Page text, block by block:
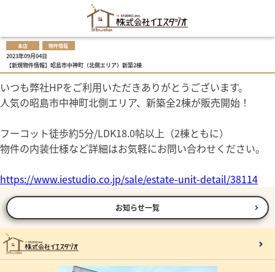
本店 物件情報
2023年09月04日
【新規物件情報】昭島市中神町（北側エリア）新築2棟
いつも弊社HPをご利用いただきありがとうございます。
人気の昭島市中神町北側エリア、新築全2棟が販売開始！
フーコット徒歩約5分/LDK18.0帖以上（2棟ともに）
物件の内装仕様など詳細はお気軽にお問い合わせください。
https://www.iestudio.co.jp/sale/estate-unit-detail/38114
お知らせ一覧